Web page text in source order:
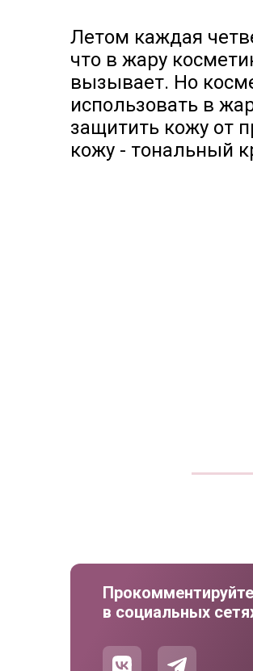
Летом каждая
что в жару
вызывает. Но
использовать в
защитить кожу от
кожу - тональный
Прокомментируйте
в социальных